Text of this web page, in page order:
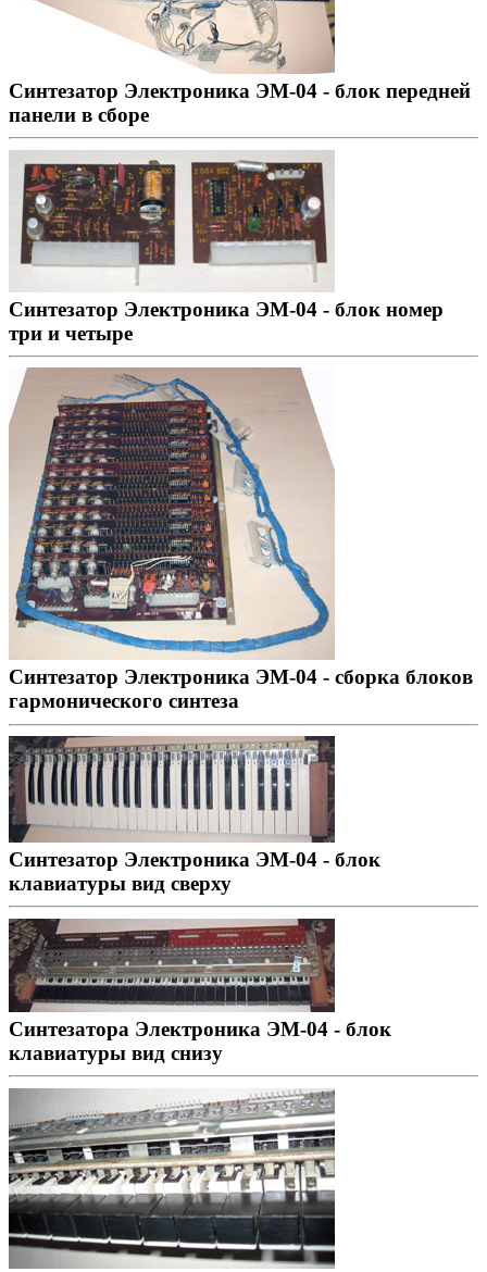
Синтезатор Электроника ЭМ-04 - блок передней
панели в сборе
Синтезатор Электроника ЭМ-04 - блок номер
три и четыре
Синтезатор Электроника ЭМ-04 - сборка блоков
гармонического синтеза
Синтезатор Электроника ЭМ-04 - блок
клавиатуры вид сверху
Синтезатора Электроника ЭМ-04 - блок
клавиатуры вид снизу